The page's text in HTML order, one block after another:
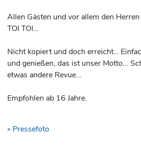
Allen Gästen und vor allem den
TOI TOI…
Nicht kopiert und doch erreicht…
und genießen, das ist unser Motto...
etwas andere Revue…
Empfohlen ab 16 Jahre.
» Pressefoto